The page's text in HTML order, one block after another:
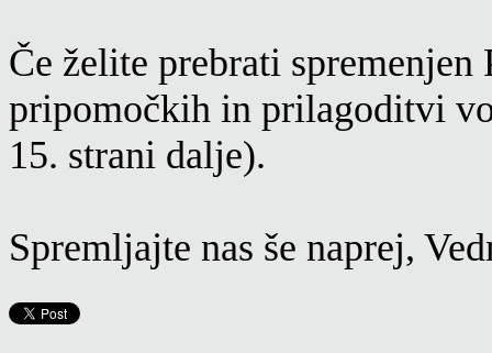
Če želite prebrati
pripomočkih in prilagoditvi
15. strani dalje).
Spremljajte nas še naprej,